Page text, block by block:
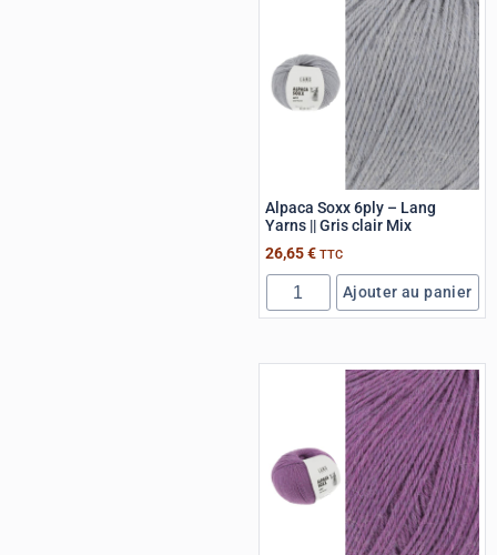
Alpaca Soxx 6ply – Lang
Yarns || Gris clair Mix
26,65€ TTC
Ajouter au panier